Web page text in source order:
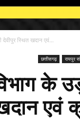
देवीपुर स्थित खदान एवं...
छत्तीसगढ़ रायपुर
के
एवं